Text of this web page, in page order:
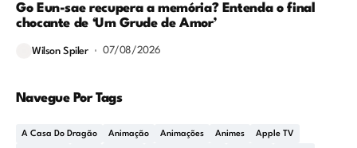
Go Eun-sae recupera a memória? Entenda o final
chocante de ‘Um Grude de Amor’
Wilson Spiler 07/08/2026
Navegue Por Tags
A Casa Do Dragão Animação Animações Animes Apple TV